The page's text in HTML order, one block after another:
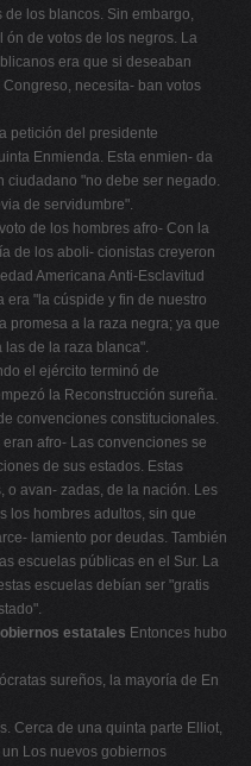
los blancos. Sin embargo,
de votos de los negros. La
era que si deseaban
necesita- ban votos
petición del presidente
Enmienda. Esta enmien- da
ciudadano "no debe ser negado.
de servidumbre".
de los hombres afro- Con la
de los aboli- cionistas creyeron
Americana Anti-Esclavitud
"la cúspide y fin de nuestro
promesa a la raza negra; ya que
las de la raza blanca".
el ejército terminó de
la Reconstrucción sureña.
convenciones constitucionales.
afro- Las convenciones se
de sus estados. Estas
o avan- zadas, de la nación. Les
los hombres adultos, sin que
lamiento por deudas. También
escuelas públicas en el Sur. La
escuelas debían ser "gratis
estatales Entonces hubo
sureños, la mayoría de En
Cerca de una quinta parte Elliot,
Los nuevos gobiernos